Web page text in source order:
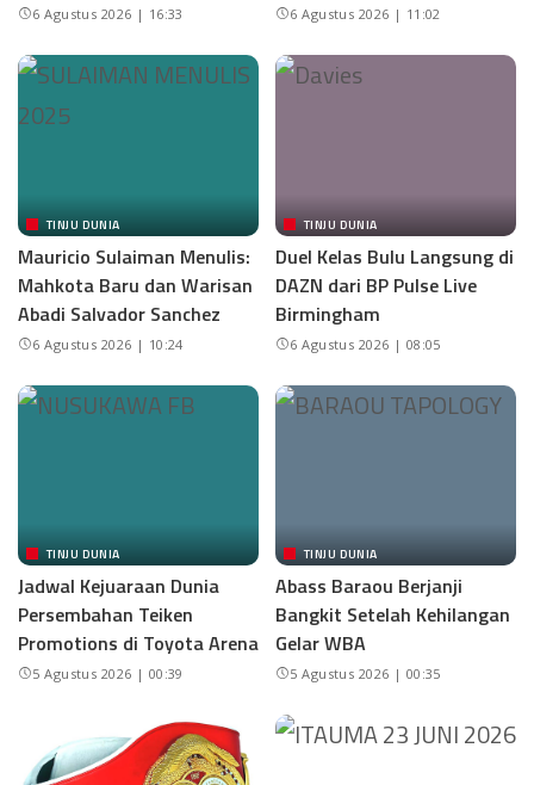
6 Agustus 2026 | 16:33 6 Agustus 2026 | 11:02
TINJU DUNIA
Mauricio Sulaiman Menulis:
Mahkota Baru dan Warisan
Abadi Salvador Sanchez
6 Agustus 2026 | 10:24
TINJU DUNIA
Duel Kelas Bulu Langsung di
DAZN dari BP Pulse Live
Birmingham
6 Agustus 2026 | 08:05
TINJU DUNIA
Jadwal Kejuaraan Dunia
Persembahan Teiken
Promotions di Toyota Arena
5 Agustus 2026 | 00:39
TINJU DUNIA
Abass Baraou Berjanji
Bangkit Setelah Kehilangan
Gelar WBA
5 Agustus 2026 | 00:35